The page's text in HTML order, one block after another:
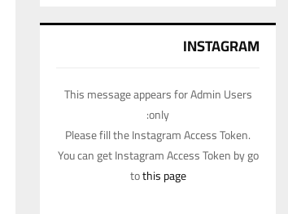
INSTAGRAM
This message appears for Admin Users
only:
Please fill the Instagram Access Token.
You can get Instagram Access Token by go
tothis page